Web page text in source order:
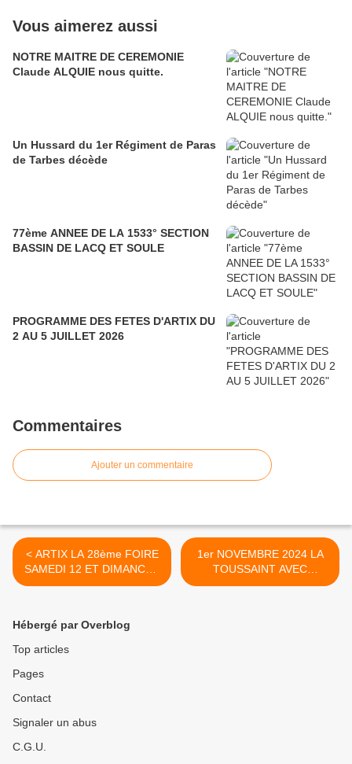
Vous aimerez aussi
NOTRE MAITRE DE CEREMONIE
Claude ALQUIE nous quitte.
Un Hussard du 1er Régiment de Paras
de Tarbes décède
77ème ANNEE DE LA 1533° SECTION
BASSIN DE LACQ ET SOULE
PROGRAMME DES FETES D'ARTIX DU
2 AU 5 JUILLET 2026
Commentaires
Ajouter un commentaire
< ARTIX LA 28ème FOIRE
SAMEDI 12 ET DIMANCHE
13 OCTOBRE 2024
1er NOVEMBRE 2024 LA
TOUSSAINT AVEC
L'AMICALE DES PIEDS
Hébergé par Overblog
Top articles
Pages
Contact
Signaler un abus
C.G.U.